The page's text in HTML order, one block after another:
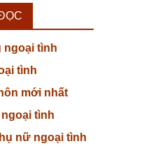
ngoại tình
tình
mới nhất
tình
nữ ngoại tình